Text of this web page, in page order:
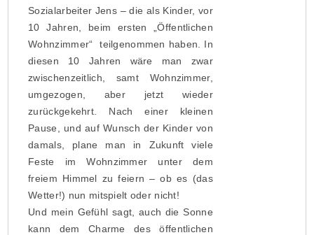
Sozialarbeiter Jens – die als Kinder, vor
10 Jahren, beim ersten „Öffentlichen
Wohnzimmer“ teilgenommen haben. In
diesen 10 Jahren wäre man zwar
zwischenzeitlich, samt Wohnzimmer,
umgezogen, aber jetzt wieder
zurückgekehrt. Nach einer kleinen
Pause, und auf Wunsch der Kinder von
damals, plane man in Zukunft viele
Feste im Wohnzimmer unter dem
freiem Himmel zu feiern – ob es (das
Wetter!) nun mitspielt oder nicht!
Und mein Gefühl sagt, auch die Sonne
kann dem Charme des öffentlichen